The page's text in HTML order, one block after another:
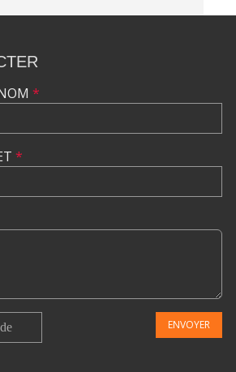
*
*
ENVOYER